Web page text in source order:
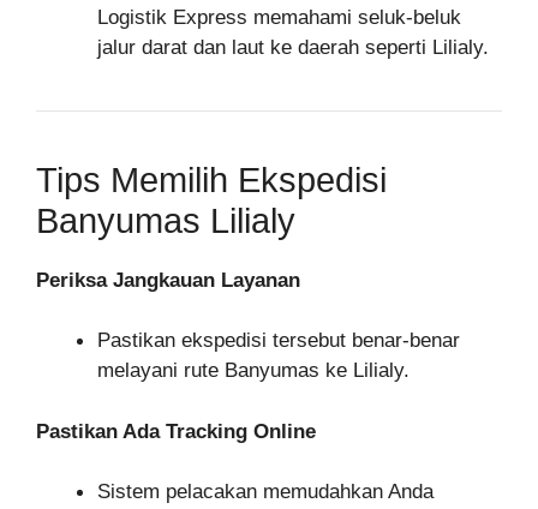
Logistik Express memahami seluk-beluk
jalur darat dan laut ke daerah seperti Lilialy.
Tips Memilih Ekspedisi
Banyumas Lilialy
Periksa Jangkauan Layanan
Pastikan ekspedisi tersebut benar-benar
melayani rute Banyumas ke Lilialy.
Pastikan Ada Tracking Online
Sistem pelacakan memudahkan Anda